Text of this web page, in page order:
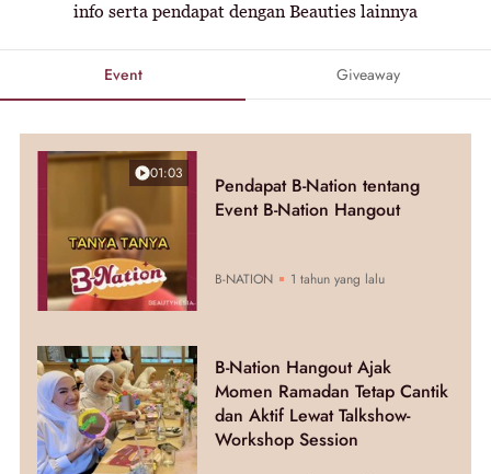
info serta pendapat dengan Beauties lainnya
Event Giveaway
01:03
Pendapat B-Nation tentang
Event B-Nation Hangout
B-NATION 1 tahun yang lalu
B-Nation Hangout Ajak
Momen Ramadan Tetap Cantik
dan Aktif Lewat Talkshow-
Workshop Session